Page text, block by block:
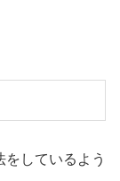
しているよう